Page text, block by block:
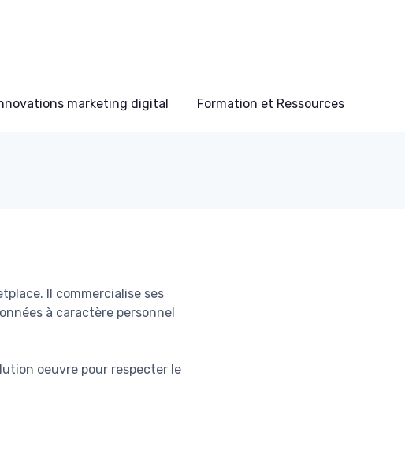
marketing digital Formation et Ressources
Il commercialise ses
à caractère personnel
oeuvre pour respecter le